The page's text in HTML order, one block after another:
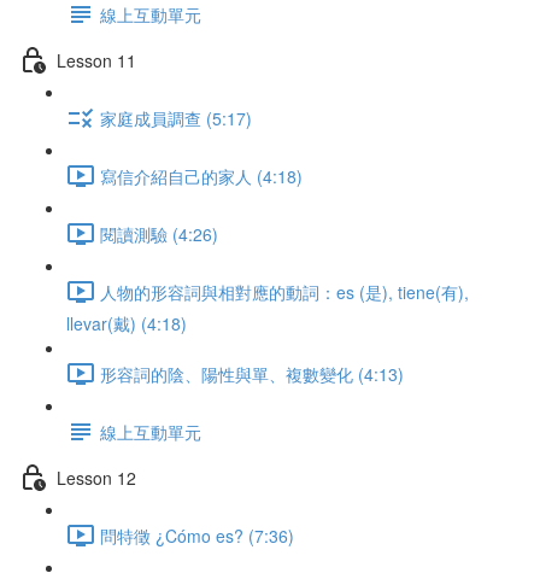
線上互動單元
Lesson 11
家庭成員調查 (5:17)
寫信介紹自己的家人 (4:18)
閱讀測驗 (4:26)
人物的形容詞與相對應的動詞：es (是), tiene(有),
llevar(戴) (4:18)
形容詞的陰、陽性與單、複數變化 (4:13)
線上互動單元
Lesson 12
問特徵 ¿Cómo es? (7:36)